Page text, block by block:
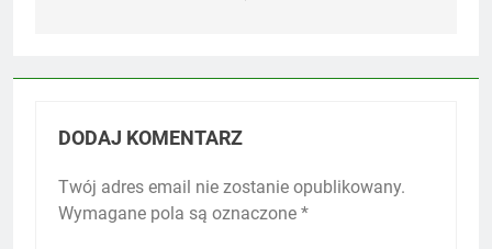
DODAJ KOMENTARZ
Twój adres email nie zostanie opublikowany.
Wymagane pola są oznaczone *